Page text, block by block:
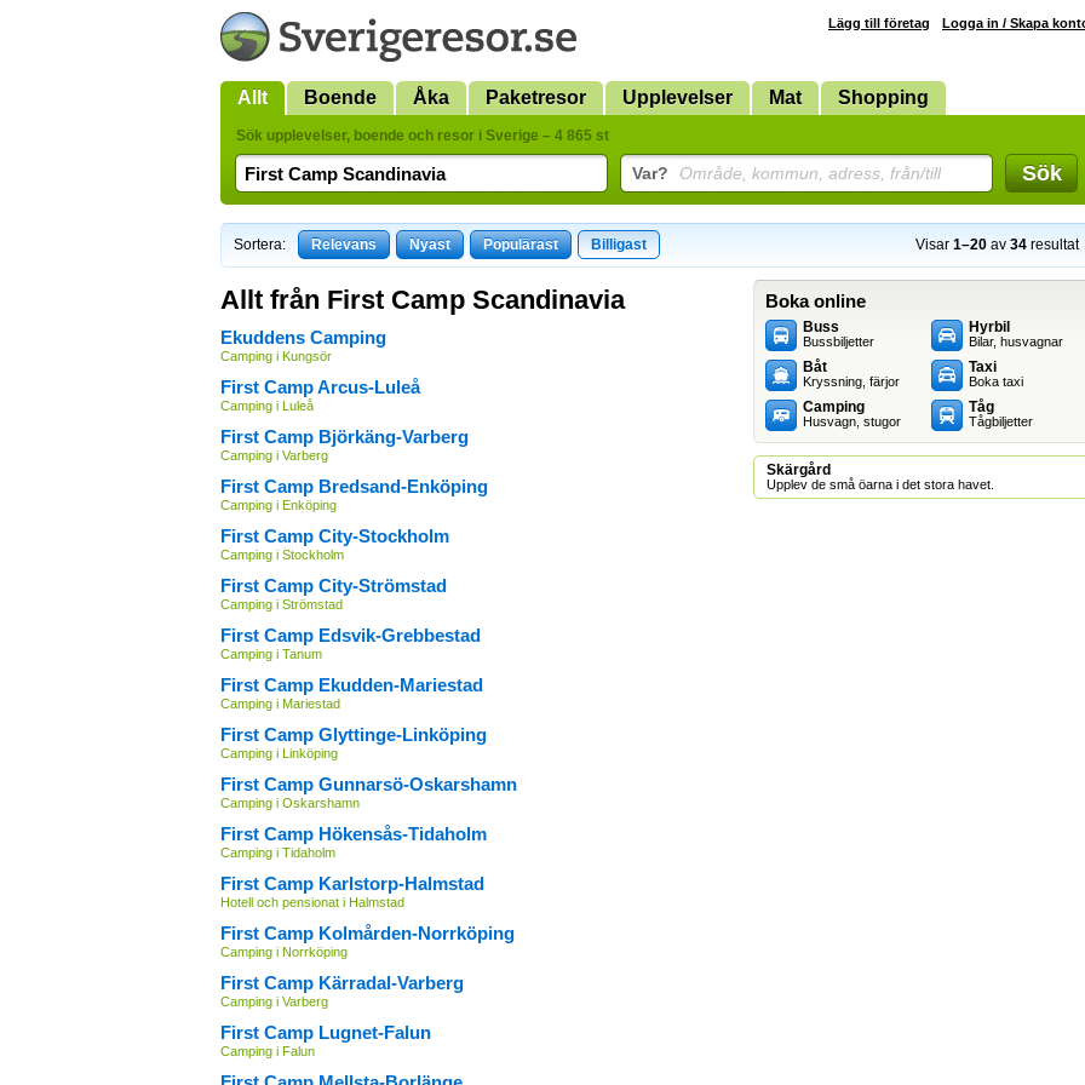
Lägg till företag Logga in / Skapa
Allt Boende Åka Paketresor Upplevelser Mat Shopping
Sök upplevelser, boende och resor i Sverige – 4 865 st
Var? Område, kommun, adress, från/till Sök
Sortera: Relevans Nyast Populärast Billigast Visar 1–20 av 34 resultat
Allt från First Camp Scandinavia
Ekuddens Camping
Camping i Kungsör
First Camp Arcus-Luleå
Camping i Luleå
First Camp Björkäng-Varberg
Camping i Varberg
First Camp Bredsand-Enköping
Camping i Enköping
First Camp City-Stockholm
Camping i Stockholm
First Camp City-Strömstad
Camping i Strömstad
First Camp Edsvik-Grebbestad
Camping i Tanum
First Camp Ekudden-Mariestad
Camping i Mariestad
First Camp Glyttinge-Linköping
Camping i Linköping
First Camp Gunnarsö-Oskarshamn
Camping i Oskarshamn
First Camp Hökensås-Tidaholm
Camping i Tidaholm
First Camp Karlstorp-Halmstad
Hotell och pensionat i Halmstad
First Camp Kolmården-Norrköping
Camping i Norrköping
First Camp Kärradal-Varberg
Camping i Varberg
First Camp Lugnet-Falun
Camping i Falun
Boka online
Buss
Bussbiljetter
Båt
Kryssning, färjor
Camping
Husvagn, stugor
Hyrbil
Bilar, husvagnar
Taxi
Boka taxi
Tåg
Tågbiljetter
Skärgård
Upplev de små öarna i det stora havet.